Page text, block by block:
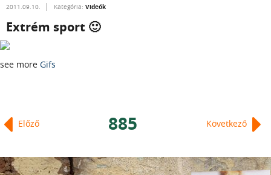
2011.09.10. Kategória: Videók
Extrém sport 🙂
see more Gifs
Előző Következő
885